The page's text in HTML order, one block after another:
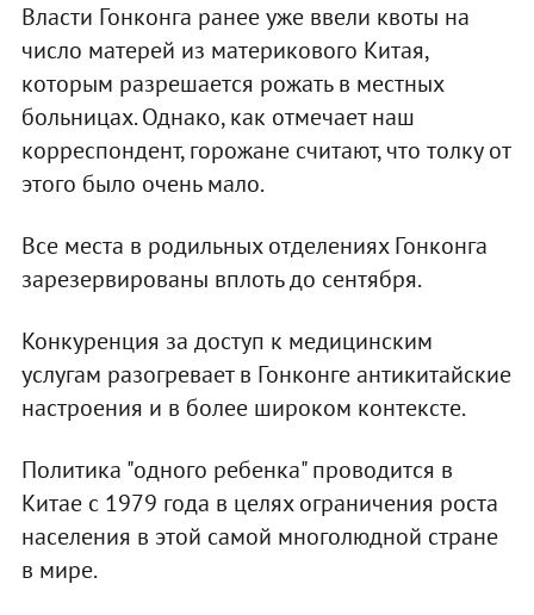
Власти Гонконга ранее уже ввели квоты на
число матерей из материкового Китая,
которым разрешается рожать в местных
больницах. Однако, как отмечает наш
корреспондент, горожане считают, что толку от
этого было очень мало.
Все места в родильных отделениях Гонконга
зарезервированы вплоть до сентября.
Конкуренция за доступ к медицинским
услугам разогревает в Гонконге антикитайские
настроения и в более широком контексте.
Политика "одного ребенка" проводится в
Китае с 1979 года в целях ограничения роста
населения в этой самой многолюдной стране
в мире.